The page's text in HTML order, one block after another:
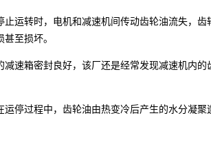
转时，电机和减速机间传动齿轮油流失，齿
至损坏。
减速箱密封良好，该厂还是经常发现减速机内的
运停过程中，齿轮油由热变冷后产生的水分凝聚